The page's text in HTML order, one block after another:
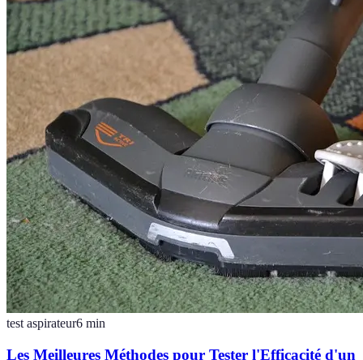
test aspirateur6 min
Les Meilleures Méthodes pour Tester l'Efficacité d'un